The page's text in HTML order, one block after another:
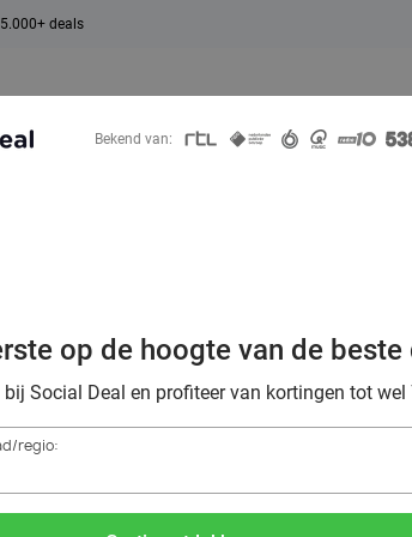
deals
in
Bekend van:
op de hoogte van de beste
Social Deal en profiteer van kortingen tot wel
regio: